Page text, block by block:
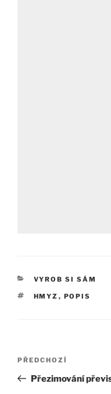
RUBRIKY
VYROB SI SÁM
ŠTÍTKY
HMYZ , POPIS
Navigace
příspěvek
Předchozí
příspěvek
PŘEDCHOZÍ
Přezimování